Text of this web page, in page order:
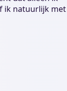
ik natuurlijk met